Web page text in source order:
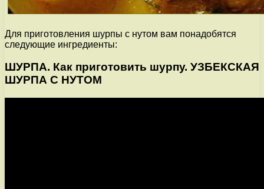
Для приготовления шурпы с нутом вам понадобятся
следующие ингредиенты:
ШУРПА. Как приготовить шурпу. УЗБЕКСКАЯ
ШУРПА С НУТОМ